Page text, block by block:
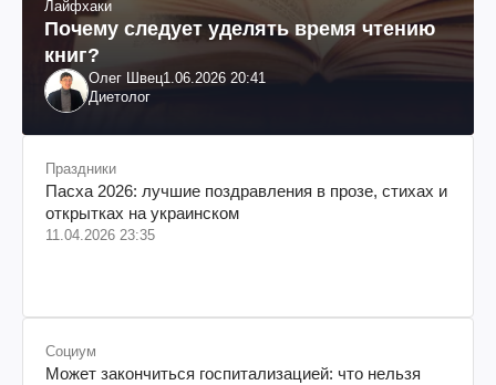
Лайфхаки
Почему следует уделять время чтению
книг?
Олег Швец1.06.2026 20:41
Диетолог
Праздники
Пасха 2026: лучшие поздравления в прозе, стихах и
открытках на украинском
11.04.2026 23:35
Социум
Может закончиться госпитализацией: что нельзя